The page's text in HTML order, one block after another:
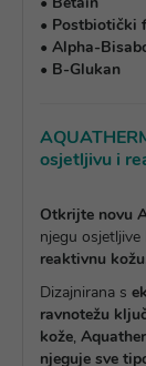
• Postbiotički
• Alpha-
• B-Glukan
osjetljivu i
Otkrijte novu
njegu
reaktivnu kožu
Dizajnirana s
ravnotežu
kože,
njeguje sve